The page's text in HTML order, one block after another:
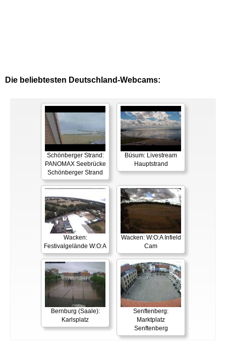
Die beliebtesten Deutschland-Webcams:
Schönberger Strand:
PANOMAX Seebrücke
Schönberger Strand
Büsum: Livestream
Hauptstrand
Wacken:
Festivalgelände W:O:A
Wacken: W:O:A Infield
Cam
Bernburg (Saale):
Karlsplatz
Senftenberg:
Marktplatz
Senftenberg